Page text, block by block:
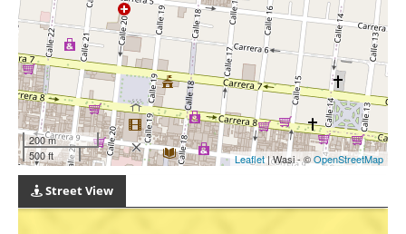
200 m
500 ft
Leaflet| Wasi - ©OpenStreetMap
Street View